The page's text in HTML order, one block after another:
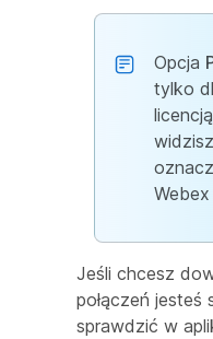
Opcja
tylko
Webex
Jeśli chcesz
połączeń jesteś
sprawdzić w